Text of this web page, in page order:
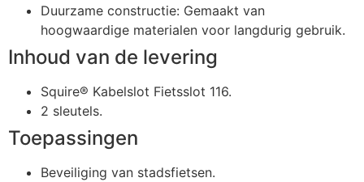
Duurzame constructie: Gemaakt van
hoogwaardige materialen voor langdurig gebruik.
Inhoud van de levering
Squire® Kabelslot Fietsslot 116.
2 sleutels.
Toepassingen
Beveiliging van stadsfietsen.